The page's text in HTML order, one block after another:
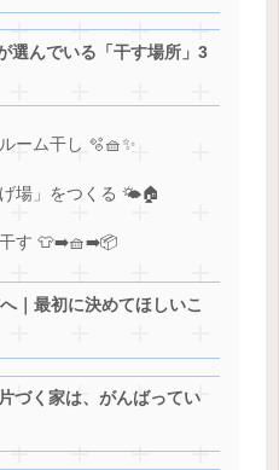
選んでいる「干す場所」3
ーム干し 🫧🧺✨
場」をつくる 🌤️🏠
す 👕➡️🧺➡️📦
｜最初に決めてほしいこ
づく家は、がんばってい